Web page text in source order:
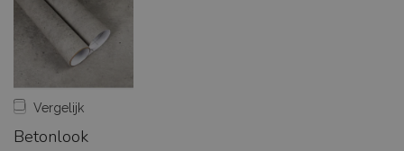
Vergelijk
Betonlook